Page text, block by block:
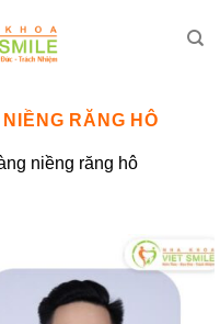
NIỀNG RĂNG HÔ
niềng răng hô